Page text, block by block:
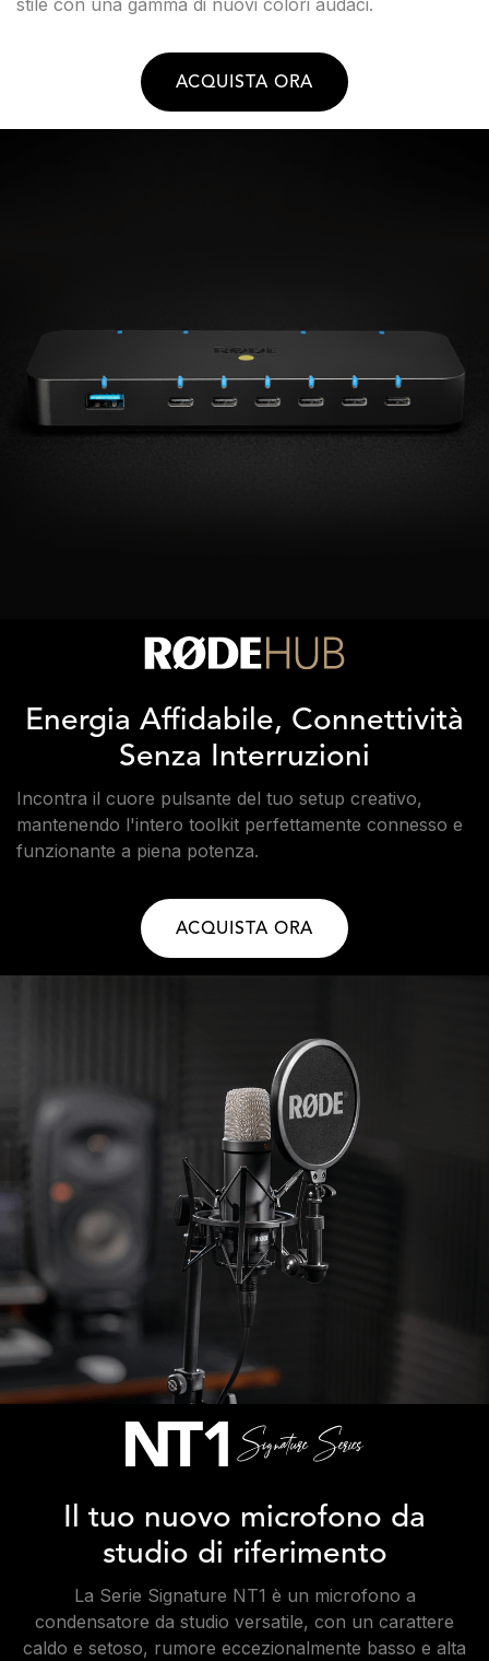
stile con una gamma di nuovi colori audaci.
ACQUISTA ORA
Energia Affidabile, Connettività
Senza Interruzioni
Incontra il cuore pulsante del tuo setup creativo,
mantenendo l'intero toolkit perfettamente connesso e
funzionante a piena potenza.
ACQUISTA ORA
Il tuo nuovo microfono da
studio di riferimento
La Serie Signature NT1 è un microfono a
condensatore da studio versatile, con un carattere
caldo e setoso, rumore eccezionalmente basso e alta